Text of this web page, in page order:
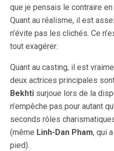
que je pensais le contraire
Quant au réalisme, il est
n’évite pas les clichés. Ce
tout exagérer.
Quant au casting, il est
deux actrices principales
Bekhti surjoue lors de la
n’empêche pas pour autant
seconds rôles
(même Linh-Dan Pham, qui
pied).